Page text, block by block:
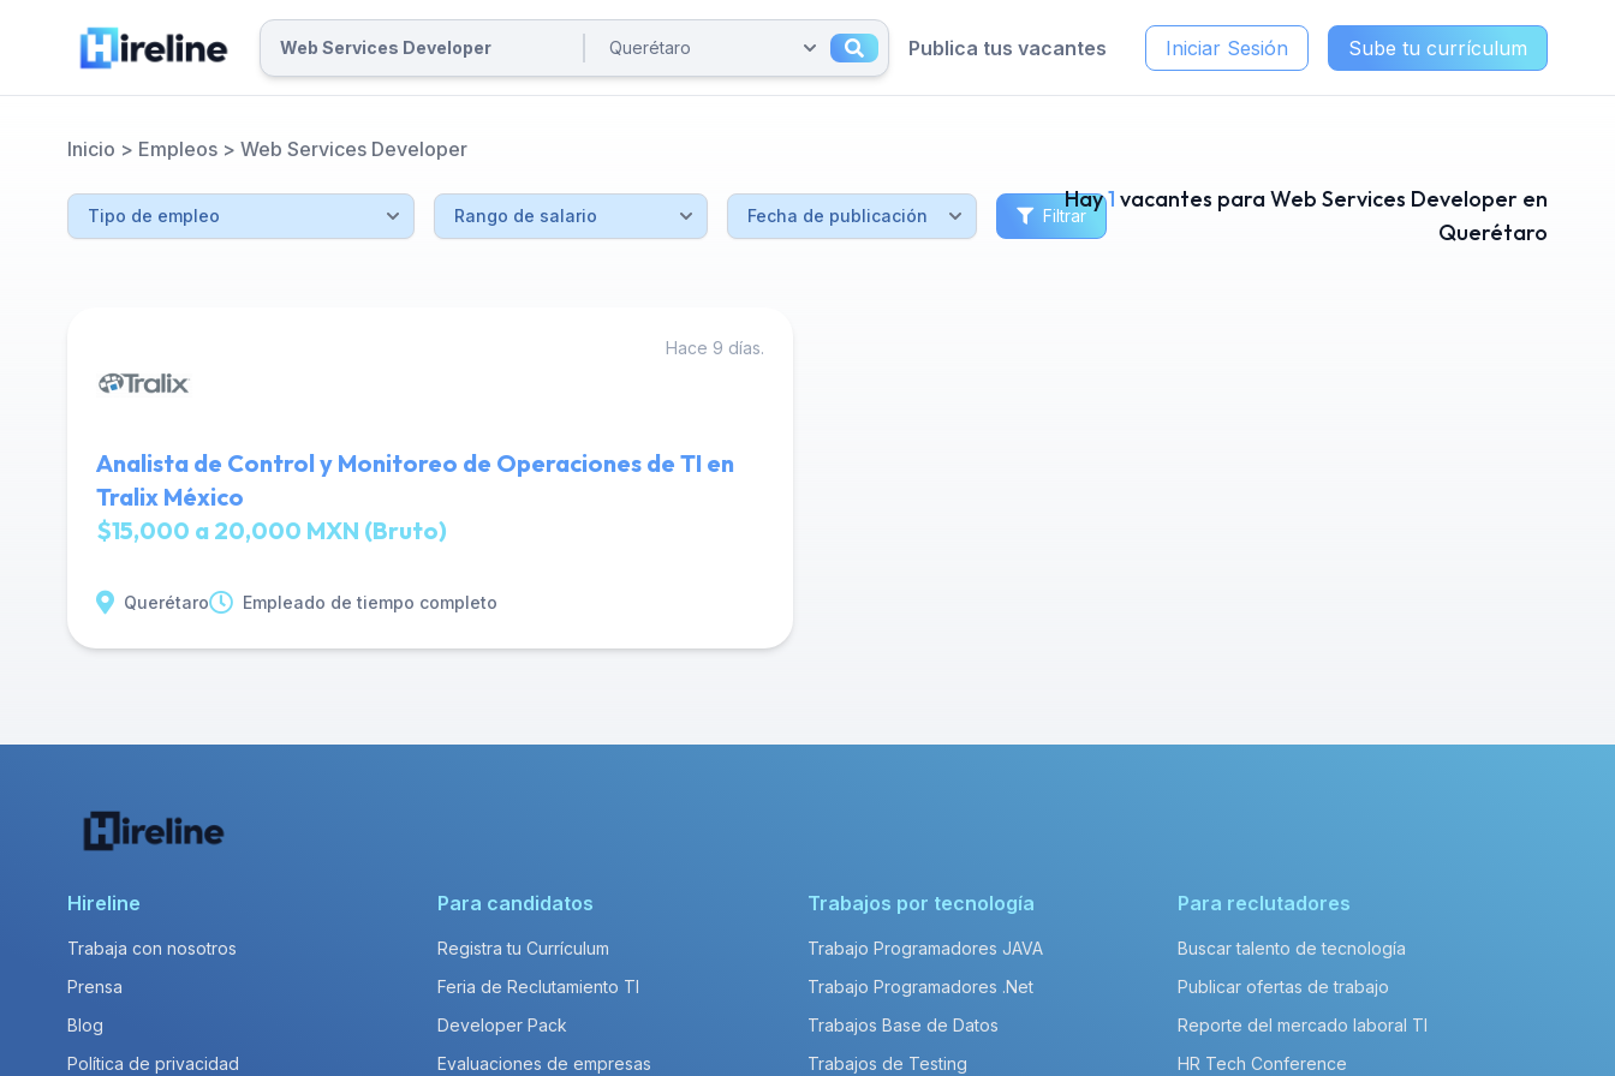
Publica tus vacantes Iniciar Sesión Sube tu currículum
Inicio > Empleos > Web Services Developer
Filtrar
Hay1 vacantes para Web Services Developer en
Querétaro
Hace 9 días.
Analista de Control y Monitoreo de Operaciones de TI en
Tralix México
$15,000 a 20,000 MXN (Bruto)
Querétaro Empleado de tiempo completo
Hireline
Trabaja con nosotros
Prensa
Blog
Política de privacidad
Para candidatos
Registra tu Currículum
Feria de Reclutamiento TI
Developer Pack
Evaluaciones de empresas
Trabajos por tecnología
Trabajo Programadores JAVA
Trabajo Programadores .Net
Trabajos Base de Datos
Trabajos de Testing
Para reclutadores
Buscar talento de tecnología
Publicar ofertas de trabajo
Reporte del mercado laboral TI
HR Tech Conference